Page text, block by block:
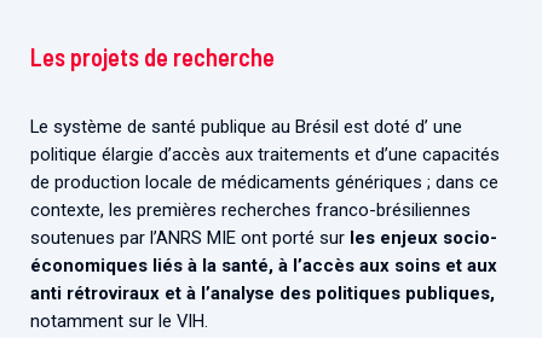
Les projets de recherche
Le système de santé publique au Brésil est doté d’ une
politique élargie d’accès aux traitements et d’une capacités
de production locale de médicaments génériques ; dans ce
contexte, les premières recherches franco-brésiliennes
soutenues par l’ANRS MIE ont porté sur les enjeux socio-
économiques liés à la santé, à l’accès aux soins et aux
anti rétroviraux et à l’analyse des politiques publiques,
notamment sur le VIH.